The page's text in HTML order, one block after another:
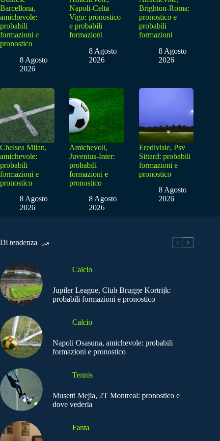
Barcellona,
amichevole:
probabili
formazioni e
pronostico
8 Agosto
2026
Napoli-Celta
Vigo: pronostico
e probabili
formazioni
8 Agosto
2026
Brighton-Roma:
pronostico e
probabili
formazioni
8 Agosto
2026
Chelsea Milan,
amichevole:
probabili
formazioni e
pronostico
8 Agosto
2026
Amichevoli,
Juventus-Inter:
probabili
formazioni e
pronostico
8 Agosto
2026
Eredivisie, Psv
Sittard: probabili
formazioni e
pronostico
8 Agosto
2026
Di tendenza
Calcio
Jupiler League, Club Brugge Kortrijk:
probabili formazioni e pronostico
Calcio
Napoli Osasuna, amichevole: probabili
formazioni e pronostico
Tennis
Musetti Mejia, 2T Montreal: pronostico e
dove vederla
Fanta